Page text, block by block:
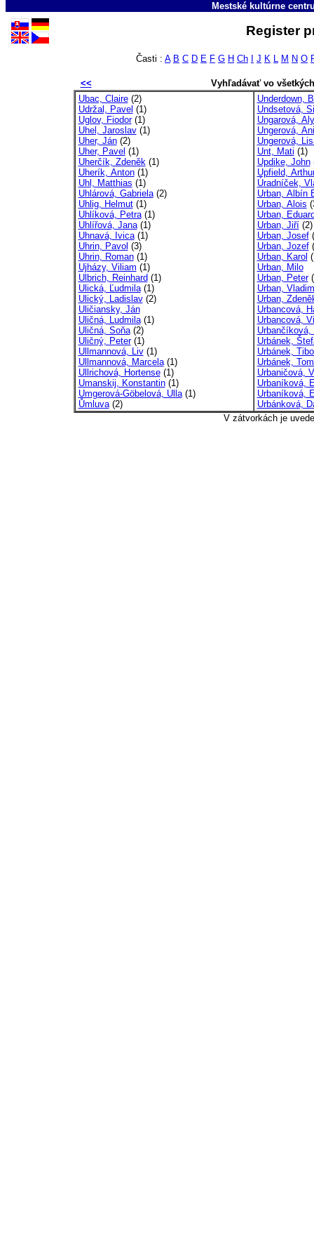
Mestské kultúrne
Register
Časti : A B C D E F G H Ch J K L M N O
<<
Vyhľadávať vo
Ubac, Claire(2)
Udržal, Pavel (1)
Uglov, Fiodor(1)
Uhel, Jaroslav(1)
Uher, Ján(2)
Uher, Pavel (1)
Uherčík, Zdeněk(1)
Uherík, Anton(1)
Uhl, Matthias (1)
Uhlárová, Gabriela(2)
Uhlig, Helmut(1)
Uhlíková, Petra(1)
Uhlířová, Jana(1)
Uhnavá, Ivica(1)
Uhrin, Pavol (3)
Uhrin, Roman(1)
Ujházy, Viliam (1)
Ulbrich, Reinhard (1)
Ulická, Ľudmila(1)
Ulický, Ladislav(2)
Uličiansky, Ján
Uličná, Ludmila(1)
Uličná, Soňa(2)
Uličný, Peter(1)
Ullmannová, Liv(1)
Ullmannová, Marcela(1)
Ullrichová, Hortense(1)
Umanskij, Konstantin(1)
Umgerová-Göbelová, Ulla(1)
Ůmluva(2)
Underdown,
Undsetová,
Ungarová,
Ungerová,
Ungerová,
Unt, Mati (1)
Updike, John
Upfield,
Úradníček,
Urban, Albín
Urban, Alois
Urban,
Urban, Jiří(2)
Urban, Josef
Urban, Jozef
Urban, Karol
Urban, Milo
Urban, Peter
Urban,
Urban,
Urbancová,
Urbancová,
Urbančíková,
Urbánek,
Urbánek,
Urbánek,
Urbaničová,
Urbaníková,
Urbaníková,
Urbánková,
V zátvorkách je